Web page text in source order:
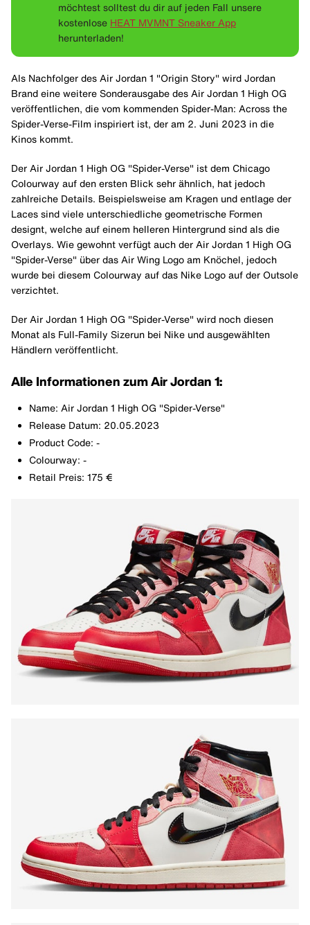
möchtest solltest du dir auf jeden Fall unsere
kostenlose HEAT MVMNT Sneaker App
herunterladen!
Als Nachfolger des Air Jordan 1 "Origin Story" wird Jordan
Brand eine weitere Sonderausgabe des Air Jordan 1 High OG
veröffentlichen, die vom kommenden Spider-Man: Across the
Spider-Verse-Film inspiriert ist, der am 2. Juni 2023 in die
Kinos kommt.
Der Air Jordan 1 High OG "Spider-Verse" ist dem Chicago
Colourway auf den ersten Blick sehr ähnlich, hat jedoch
zahlreiche Details. Beispielsweise am Kragen und entlage der
Laces sind viele unterschiedliche geometrische Formen
designt, welche auf einem helleren Hintergrund sind als die
Overlays. Wie gewohnt verfügt auch der Air Jordan 1 High OG
"Spider-Verse" über das Air Wing Logo am Knöchel, jedoch
wurde bei diesem Colourway auf das Nike Logo auf der Outsole
verzichtet.
Der Air Jordan 1 High OG "Spider-Verse" wird noch diesen
Monat als Full-Family Sizerun bei Nike und ausgewählten
Händlern veröffentlicht.
Alle Informationen zum Air Jordan 1:
Name: Air Jordan 1 High OG "Spider-Verse"
Release Datum: 20.05.2023
Product Code: -
Colourway: -
Retail Preis: 175 €